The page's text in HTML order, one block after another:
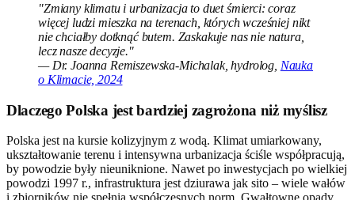
"Zmiany klimatu i urbanizacja to duet śmierci: coraz
więcej ludzi mieszka na terenach, których wcześniej nikt
nie chciałby dotknąć butem. Zaskakuje nas nie natura,
lecz nasze decyzje."
— Dr. Joanna Remiszewska-Michalak, hydrolog, Nauka
o Klimacie, 2024
Dlaczego Polska jest bardziej zagrożona niż myślisz
Polska jest na kursie kolizyjnym z wodą. Klimat umiarkowany,
ukształtowanie terenu i intensywna urbanizacja ściśle współpracują,
by powodzie były nieuniknione. Nawet po inwestycjach po wielkiej
powodzi 1997 r., infrastruktura jest dziurawa jak sito – wiele wałów